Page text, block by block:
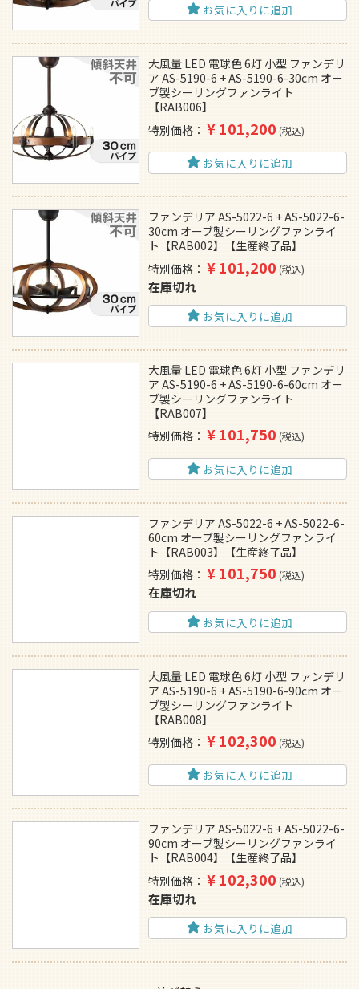
お気に入りに追加
大風量 LED 電球色 6灯 小型 ファンデリ
ア AS-5190-6 + AS-5190-6-30cm オー
ブ製シーリングファンライト
【RAB006】
特別価格
¥101,200 税込
お気に入りに追加
ファンデリア AS-5022-6 + AS-5022-6-
30cm オーブ製シーリングファンライ
ト【RAB002】【生産終了品】
特別価格
¥101,200 税込
在庫切れ
お気に入りに追加
大風量 LED 電球色 6灯 小型 ファンデリ
ア AS-5190-6 + AS-5190-6-60cm オー
ブ製シーリングファンライト
【RAB007】
特別価格
¥101,750 税込
お気に入りに追加
ファンデリア AS-5022-6 + AS-5022-6-
60cm オーブ製シーリングファンライ
ト【RAB003】【生産終了品】
特別価格
¥101,750 税込
在庫切れ
お気に入りに追加
大風量 LED 電球色 6灯 小型 ファンデリ
ア AS-5190-6 + AS-5190-6-90cm オー
ブ製シーリングファンライト
【RAB008】
特別価格
¥102,300 税込
お気に入りに追加
ファンデリア AS-5022-6 + AS-5022-6-
90cm オーブ製シーリングファンライ
ト【RAB004】【生産終了品】
特別価格
¥102,300 税込
在庫切れ
お気に入りに追加